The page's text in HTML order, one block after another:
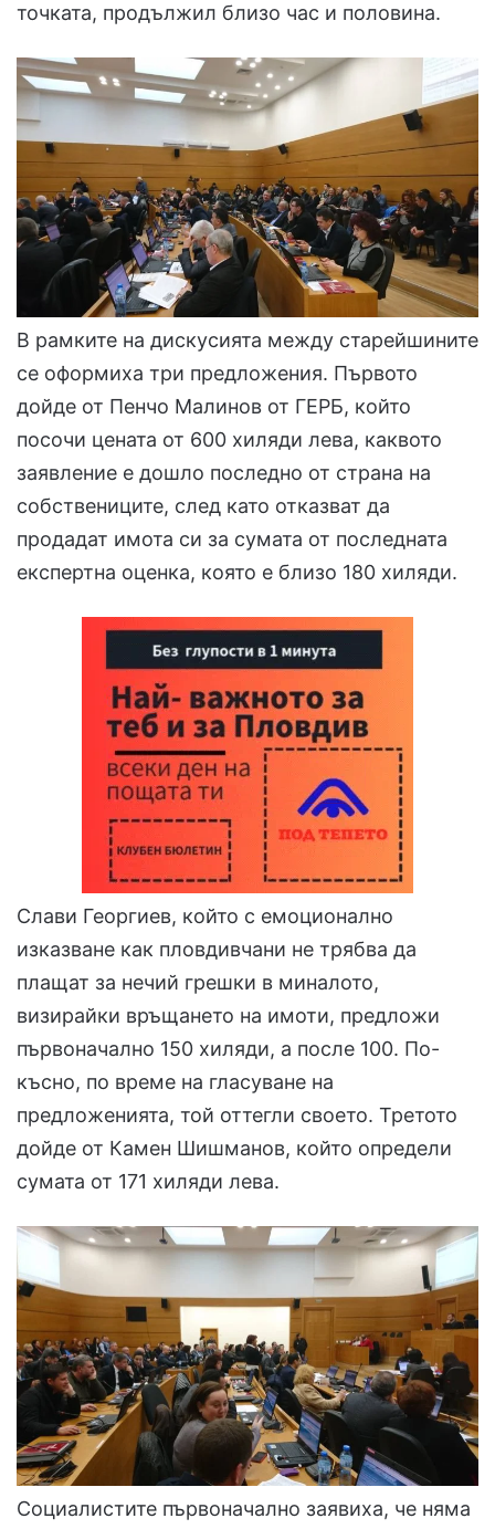
точката, продължил близо час и половина.
В рамките на дискусията между старейшините
се оформиха три предложения. Първото
дойде от Пенчо Малинов от ГЕРБ, който
посочи цената от 600 хиляди лева, каквото
заявление е дошло последно от страна на
собствениците, след като отказват да
продадат имота си за сумата от последната
експертна оценка, която е близо 180 хиляди.
Слави Георгиев, който с емоционално
изказване как пловдивчани не трябва да
плащат за нечий грешки в миналото,
визирайки връщането на имоти, предложи
първоначално 150 хиляди, а после 100. По-
късно, по време на гласуване на
предложенията, той оттегли своето. Третото
дойде от Камен Шишманов, който определи
сумата от 171 хиляди лева.
Социалистите първоначално заявиха, че няма